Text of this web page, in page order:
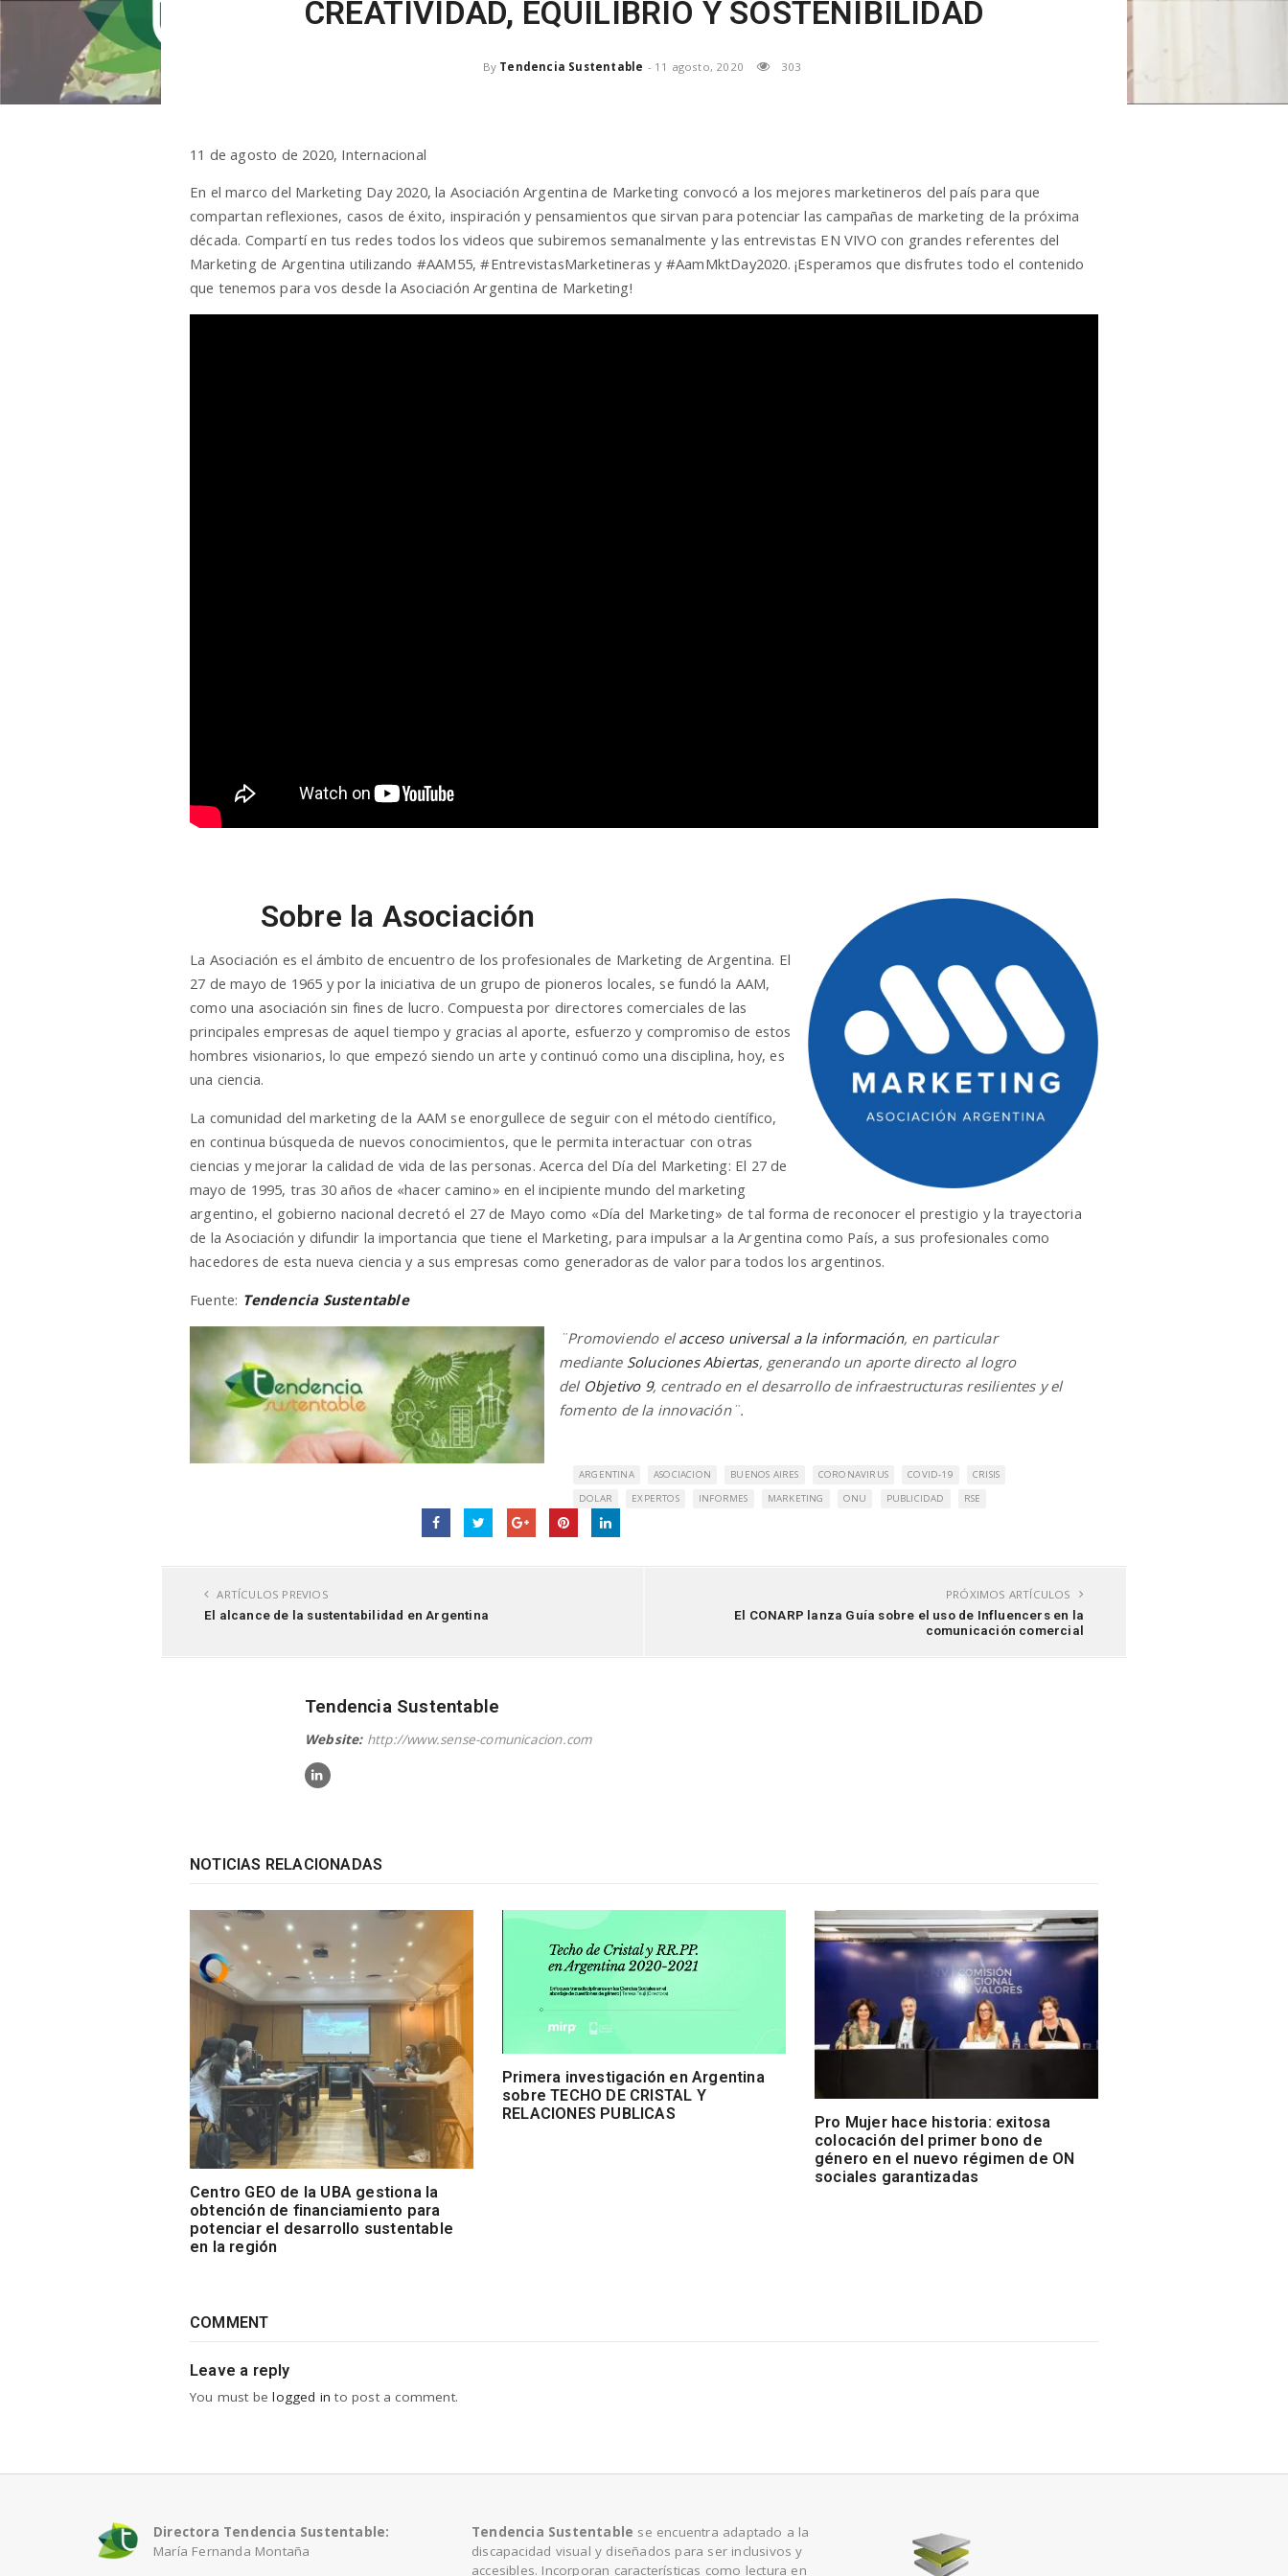
CREATIVIDAD, EQUILIBRIO Y SOSTENIBILIDAD
By Tendencia Sustentable - 11 agosto, 2020 303
11 de agosto de 2020, Internacional
En el marco del Marketing Day 2020, la Asociación Argentina de Marketing convocó a los mejores marketineros del país para que
compartan reflexiones, casos de éxito, inspiración y pensamientos que sirvan para potenciar las campañas de marketing de la próxima
década. Compartí en tus redes todos los videos que subiremos semanalmente y las entrevistas EN VIVO con grandes referentes del
Marketing de Argentina utilizando #AAM55, #EntrevistasMarketineras y #AamMktDay2020. ¡Esperamos que disfrutes todo el contenido
que tenemos para vos desde la Asociación Argentina de Marketing!
Sobre la Asociación
La Asociación es el ámbito de encuentro de los profesionales de Marketing de Argentina. El
27 de mayo de 1965 y por la iniciativa de un grupo de pioneros locales, se fundó la AAM,
como una asociación sin fines de lucro. Compuesta por directores comerciales de las
principales empresas de aquel tiempo y gracias al aporte, esfuerzo y compromiso de estos
hombres visionarios, lo que empezó siendo un arte y continuó como una disciplina, hoy, es
una ciencia.
La comunidad del marketing de la AAM se enorgullece de seguir con el método científico,
en continua búsqueda de nuevos conocimientos, que le permita interactuar con otras
ciencias y mejorar la calidad de vida de las personas. Acerca del Día del Marketing: El 27 de
mayo de 1995, tras 30 años de «hacer camino» en el incipiente mundo del marketing
argentino, el gobierno nacional decretó el 27 de Mayo como «Día del Marketing» de tal forma de reconocer el prestigio y la trayectoria
de la Asociación y difundir la importancia que tiene el Marketing, para impulsar a la Argentina como País, a sus profesionales como
hacedores de esta nueva ciencia y a sus empresas como generadoras de valor para todos los argentinos.
Fuente: Tendencia Sustentable
¨Promoviendo el acceso universal a la información, en particular
mediante Soluciones Abiertas, generando un aporte directo al logro
del Objetivo 9, centrado en el desarrollo de infraestructuras resilientes y el
fomento de la innovación¨.
ARGENTINA ASOCIACION BUENOS AIRES CORONAVIRUS COVID-19
CRISIS
DOLAR
EXPERTOS INFORMES MARKETING ONU PUBLICIDAD RSE
ARTÍCULOS PREVIOS
El alcance de la sustentabilidad en Argentina
PRÓXIMOS ARTÍCULOS
El CONARP lanza Guía sobre el uso de Influencers en la
comunicación comercial
Tendencia Sustentable
Website: http://www.sense-comunicacion.com
NOTICIAS RELACIONADAS
Centro GEO de la UBA gestiona la
obtención de financiamiento para
potenciar el desarrollo sustentable
en la región
Primera investigación en Argentina
sobre TECHO DE CRISTAL Y
RELACIONES PUBLICAS
Pro Mujer hace historia: exitosa
colocación del primer bono de
género en el nuevo régimen de ON
sociales garantizadas
COMMENT
Leave a reply
You must belogged in to post a comment.
Directora Tendencia Sustentable:
María Fernanda Montaña
Tendencia Sustentable se encuentra adaptado a la
discapacidad visual y diseñados para ser inclusivos y
accesibles. Incorporan características como lectura en